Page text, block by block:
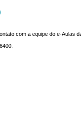
com a equipe do e-Aulas